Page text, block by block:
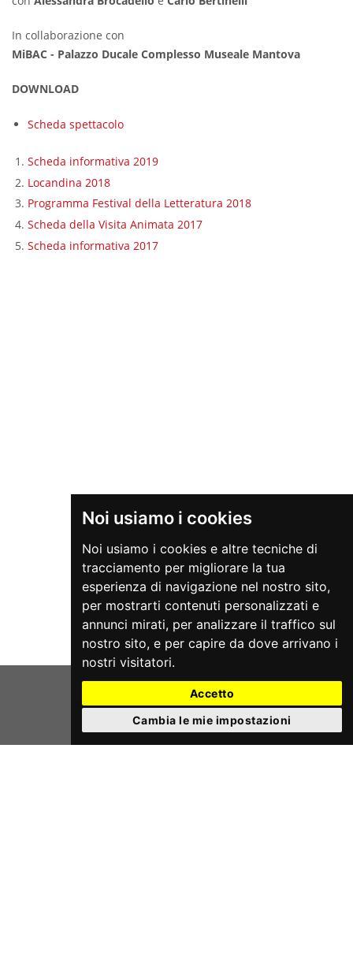
Noi usiamo i cookies
Noi usiamo i cookies e altre tecniche di
tracciamento per migliorare la tua
esperienza di navigazione nel nostro sito,
per mostrarti contenuti personalizzati e
annunci mirati, per analizzare il traffico sul
nostro sito, e per capire da dove arrivano i
nostri visitatori.
Accetto
Cambia le mie impostazioni
In collaborazione con
MiBAC - Palazzo Ducale Complesso Museale Mantova
DOWNLOAD
Scheda spettacolo
Scheda informativa 2019
Locandina 2018
Programma Festival della Letteratura 2018
Scheda della Visita Animata 2017
Scheda informativa 2017